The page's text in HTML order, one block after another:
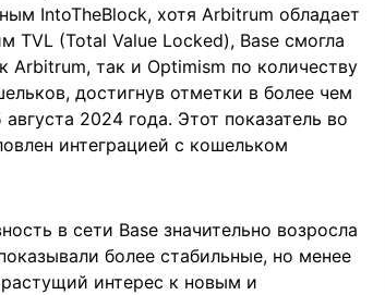
IntoTheBlock, хотя Arbitrum обладает
TVL (Total Value Locked), Base смогла
Arbitrum, так и Optimism по количеству
достигнув отметки в более чем
августа 2024 года. Этот показатель во
интеграцией с кошельком
в сети Base значительно возросла
более стабильные, но менее
интерес к новым и